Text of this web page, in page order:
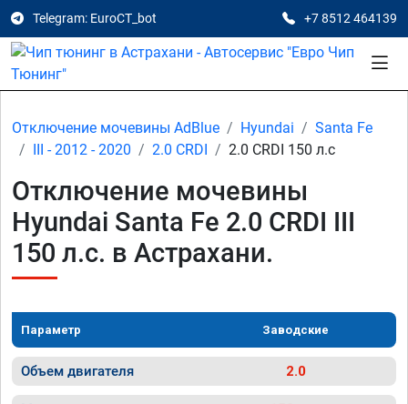
Telegram: EuroCT_bot +7 8512 464139
Отключение мочевины AdBlue Hyundai
Santa Fe
III - 2012 - 2020
2.0 CRDI 2.0 CRDI 150 л.с
Отключение мочевины
Hyundai Santa Fe 2.0 CRDI III
150 л.с. в Астрахани.
Параметр Заводские
Объем двигателя 2.0